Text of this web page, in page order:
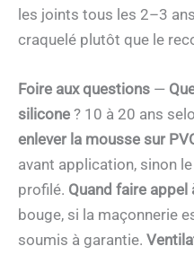
les joints tous les 2–3
craquelé plutôt que le
Foire aux questions —
silicone ? 10 à 20 ans
enlever la mousse sur
avant application, sinon
profilé. Quand faire appel
bouge, si la maçonnerie
soumis à garantie.